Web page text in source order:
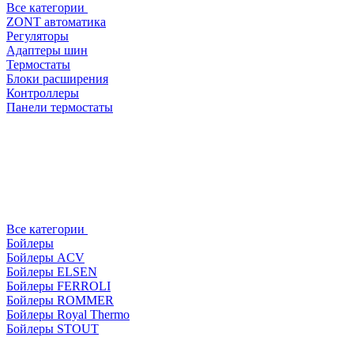
Все категории
ZONT автоматика
Регуляторы
Адаптеры шин
Термостаты
Блоки расширения
Контроллеры
Панели термостаты
Все категории
Бойлеры
Бойлеры ACV
Бойлеры ELSEN
Бойлеры FERROLI
Бойлеры ROMMER
Бойлеры Royal Thermo
Бойлеры STOUT